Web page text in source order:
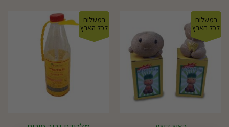
במשלוח
לכל הארץ
במשלוח
לכל הארץ